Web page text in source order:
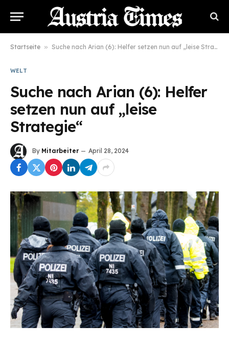
Startseite » Suche nach Arian (6): Helfer setzen nun auf „leise Strategie“
WELT
Suche nach Arian (6): Helfer
setzen nun auf „leise
Strategie“
By Mitarbeiter April 28, 2024